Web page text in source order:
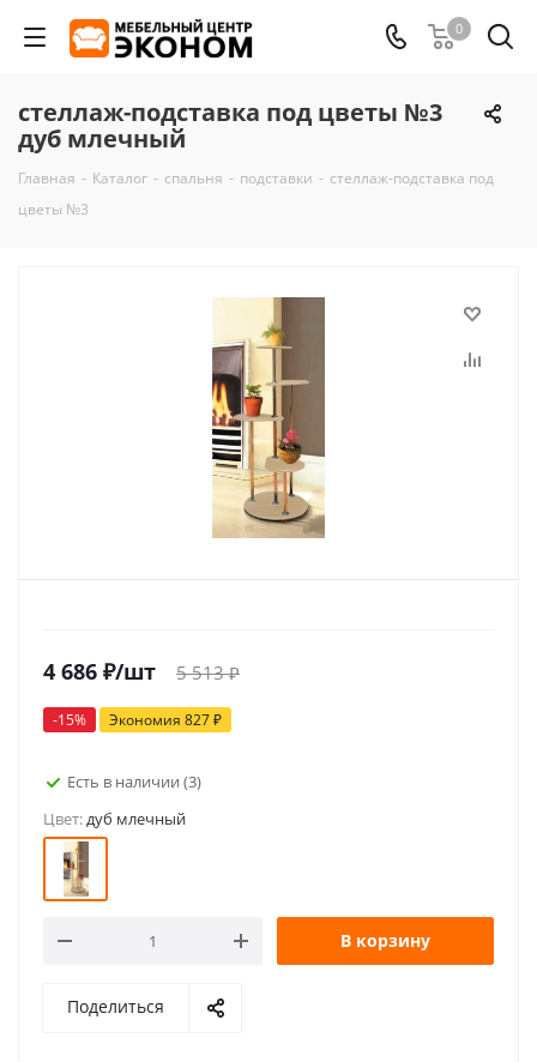
0
стеллаж-подставка под цветы №3
дуб млечный
Главная - Каталог - спальня - подставки - стеллаж-подставка под
цветы №3
4 686 ₽/шт 5 513₽
-15% Экономия 827₽
Есть в наличии (3)
Цвет:дуб млечный
В корзину
Поделиться